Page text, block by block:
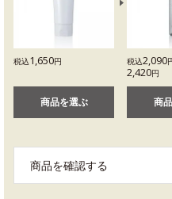
税込1,650円
商品を選ぶ
税込2,090
2,420円
商
商品を確認する